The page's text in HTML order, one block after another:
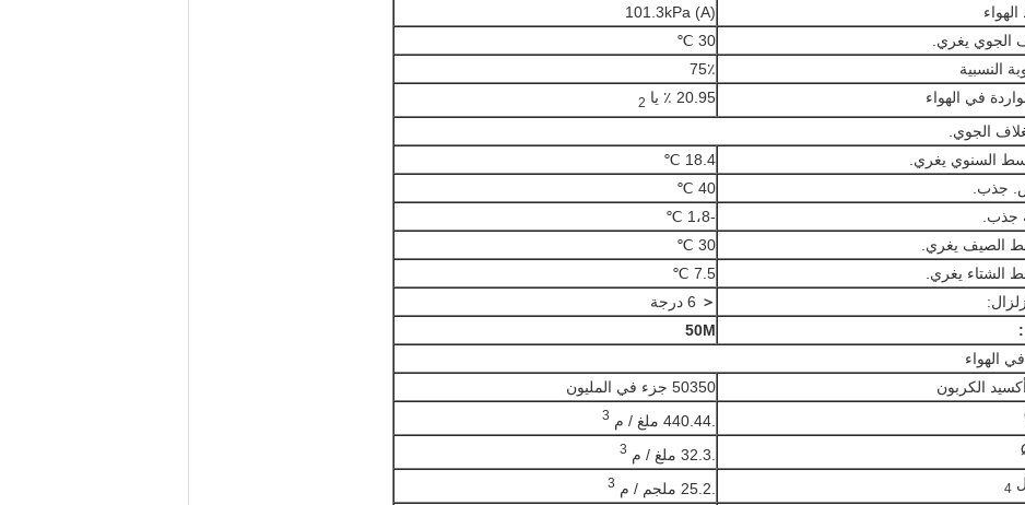
101.3kPa (A)
30 ℃
75٪
20.95 ٪ يا 2
الجوي.
18.4 ℃
40 ℃
-1،8 ℃
30 ℃
7.5 ℃
＜
:
50M
الهواء
50350 جزء في المليون
3
3
4
3